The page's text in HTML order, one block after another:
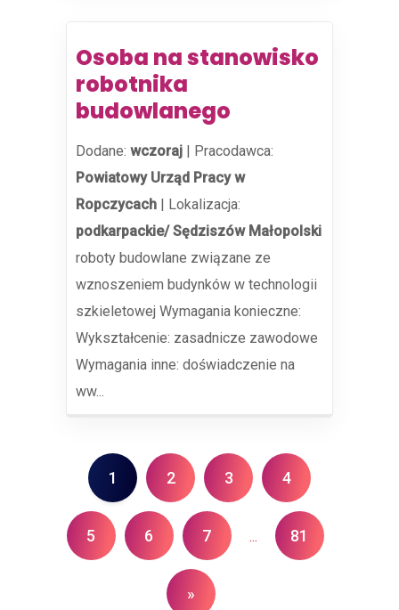
Osoba na stanowisko
robotnika
budowlanego
Dodane: wczoraj | Pracodawca:
Powiatowy Urząd Pracy w
Ropczycach | Lokalizacja:
podkarpackie/ Sędziszów Małopolski
roboty budowlane związane ze
wznoszeniem budynków w technologii
szkieletowej Wymagania konieczne:
Wykształcenie: zasadnicze zawodowe
Wymagania inne: doświadczenie na
ww...
1 2 3 4
5 6 7 ... 81
»